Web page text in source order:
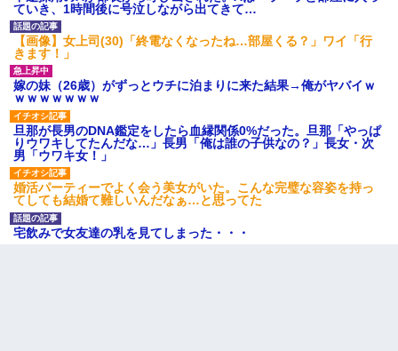
ていき、1時間後に号泣しながら出てきて…
【画像】女上司(30)「終電なくなったね…部屋くる？」ワイ「行
きます！」
嫁の妹（26歳）がずっとウチに泊まりに来た結果→俺がヤバイｗ
ｗｗｗｗｗｗｗ
旦那が長男のDNA鑑定をしたら血縁関係0%だった。旦那「やっぱ
りウワキしてたんだな…」長男「俺は誰の子供なの？」長女・次
男「ウワキ女！」
婚活パーティーでよく会う美女がいた。こんな完璧な容姿を持っ
てしても結婚て難しいんだなぁ…と思ってた
宅飲みで女友達の乳を見てしまった・・・